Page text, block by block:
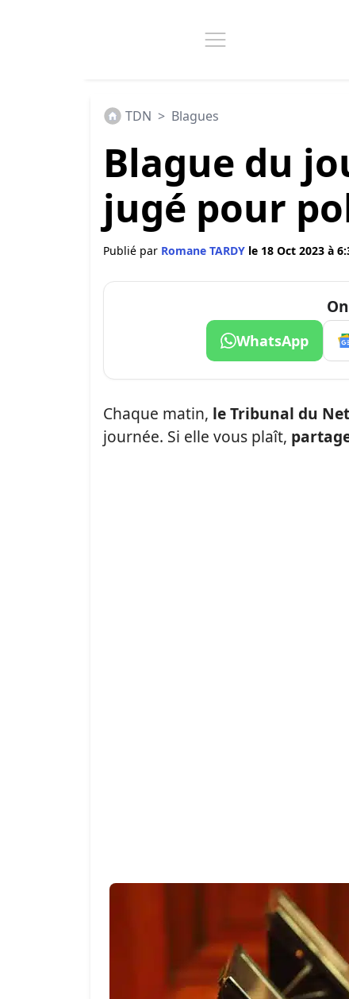
TDN > Blagues
Blague du
jugé pour
Publié par Romane TARDY le 18 Oct 2023 à
WhatsApp
Chaque matin, le Tribunal du Net
journée. Si elle vous plaît,